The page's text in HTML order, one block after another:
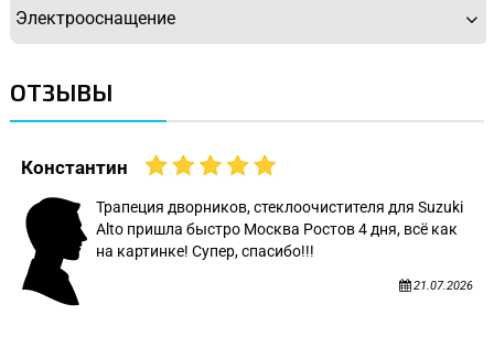
Электрооснащение
ОТЗЫВЫ
Константин
Трапеция дворников, стеклоочистителя для Suzuki
Alto пришла быстро Москва Ростов 4 дня, всё как
на картинке! Супер, спасибо!!!
21.07.2026